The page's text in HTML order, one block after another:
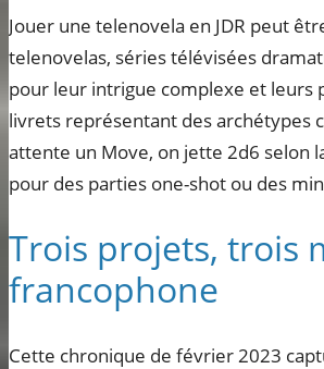
Jouer une telenovela en JDR peut
telenovelas, séries télévisées
pour leur intrigue complexe et leurs
livrets représentant des archétypes
attente un Move, on jette 2d6 selon
pour des parties one-shot ou des
Trois projets, trois
francophone
Cette chronique de février 2023